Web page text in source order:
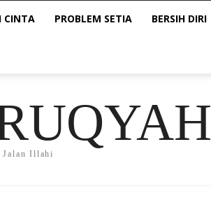
CINTA PROBLEM SETIA BERSIH DIRI
Illahi